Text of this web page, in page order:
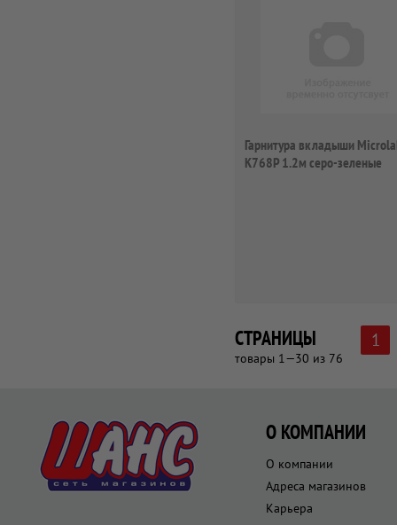
Гарнитура вкладыши
K768P 1.2м серо-зеленые
СТРАНИЦЫ
товары 1—30 из 76
1
О КОМПАНИИ
О компании
Адреса магазинов
Карьера